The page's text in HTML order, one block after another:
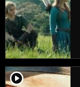
player2